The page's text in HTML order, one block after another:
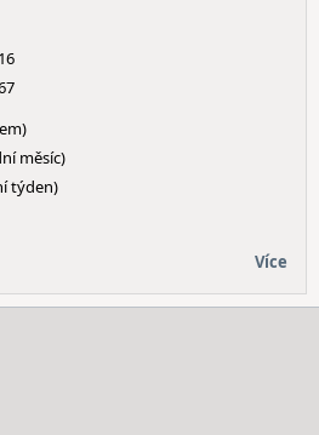
16
měsíc)
týden)
Více